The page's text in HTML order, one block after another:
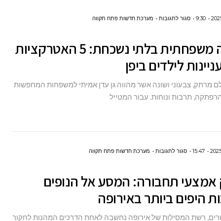
9:30 סגור לתגובותעל
משפחתית
5
האטרקציות
מערכת חדשות פתח תקווה
חופשה משפחתית בלתי נשכחת: 5 האטרקציות
לילדים ביפן
מרתק, צבעוני ושונה אשר מהווה גן עדן אמיתי למשפחות המחפשות
הרפתקה, תרבות ונוחות. עבור המטייל
15:47 סגור לתגובותעל
רק
תחבורה:
המסע
מערכת חדשות פתח תקווה
תחבורה: המסע אל הנופים
היפים ביותר באירופה
רשת המסילות של אירופה נחשבה לאחת הדרכים המהנות לחקור